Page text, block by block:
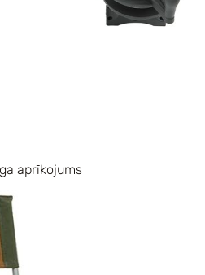
aprīkojums